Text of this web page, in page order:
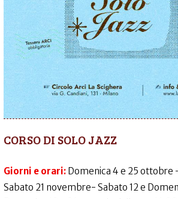
CORSO DI SOLO JAZZ
Giorni e orari: Domenica 4 e 25 ottobre
Sabato 21 novembre- Sabato 12 e